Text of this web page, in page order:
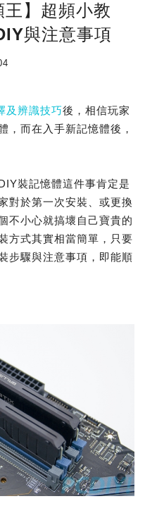
王】超頻小教
與注意事項
及辨識技巧後，相信玩家
，而在入手新記憶體後，
裝記憶體這件事肯定是
對於第一次安裝、或更換
不小心就搞壞自己寶貴的
方式其實相當簡單，只要
步驟與注意事項，即能順